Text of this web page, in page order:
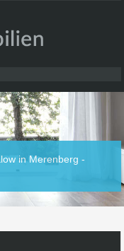
in Merenberg -